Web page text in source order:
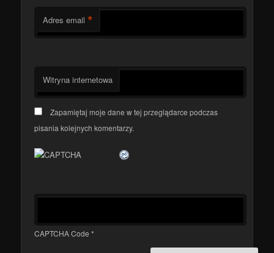
Adres email *
Witryna internetowa
Zapamiętaj moje dane w tej przeglądarce podczas
pisania kolejnych komentarzy.
CAPTCHA Code *